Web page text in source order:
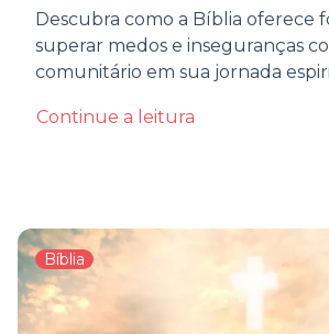
Descubra como a Bíblia oferece
superar medos e inseguranças
comunitário em sua jornada
Continue a leitura
Bíblia